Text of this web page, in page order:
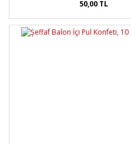
50,00 TL